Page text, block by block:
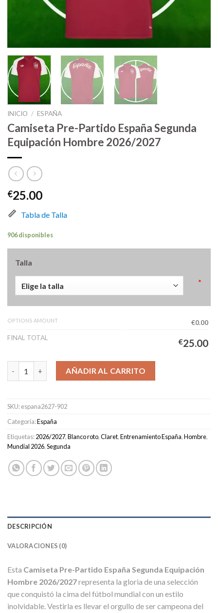
INICIO / ESPAÑA
Camiseta Pre-Partido España Segunda
Equipación Hombre 2026/2027
€25.00
Tabla de Talla
906 disponibles
Talla
*
OPTIONS AMOUNT
€0.00
FINAL TOTAL
€25.00
Camiseta Pre-Partido España Segunda Equipación Hombre
AÑADIR AL CARRITO
SKU:espana2627-902
Categoría:España
Etiquetas:2026/2027,Blanco roto,Claret,Entrenamiento España,Hombre,
Mundial 2026,Segunda
DESCRIPCIÓN
VALORACIONES (0)
Esta Camiseta Pre-Partido España Segunda Equipación
Hombre 2026/2027representa la gloria de una selección
que conquistó la cima del fútbol mundial con un estilo
inolvidable. Vestirla es llevar el orgullo de ser campeona del